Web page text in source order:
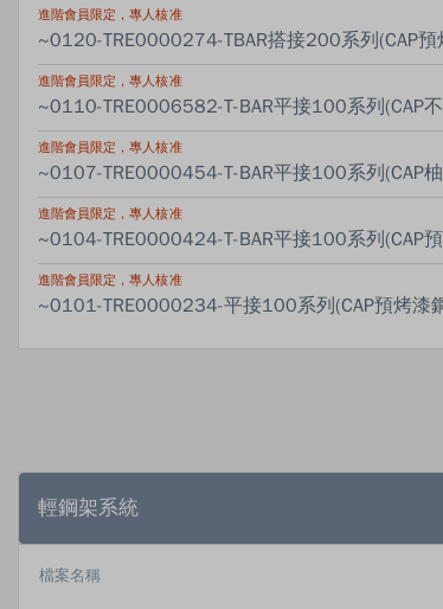
進階會員限定，專人核准
~0120-TRE0000274-TBAR搭接200系列(CAP預
進階會員限定，專人核准
~0110-TRE0006582-T-BAR平接100系列(CAP
進階會員限定，專人核准
~0107-TRE0000454-T-BAR平接100系列(CAP
進階會員限定，專人核准
~0104-TRE0000424-T-BAR平接100系列(CAP
進階會員限定，專人核准
~0101-TRE0000234-平接100系列(CAP預烤漆
輕鋼架系統